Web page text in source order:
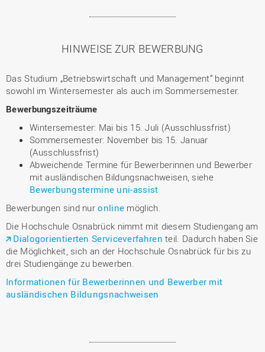
HINWEISE ZUR BEWERBUNG
Das Studium „Betriebswirtschaft und Management“ beginnt
sowohl im Wintersemester als auch im Sommersemester.
Bewerbungszeiträume
Wintersemester: Mai bis 15. Juli (Ausschlussfrist)
Sommersemester: November bis 15. Januar
(Ausschlussfrist)
Abweichende Termine für Bewerberinnen und Bewerber
mit ausländischen Bildungsnachweisen, siehe
Bewerbungstermine uni-assist
Bewerbungen sind nuronline möglich.
Die Hochschule Osnabrück nimmt mit diesem Studiengang am
Dialogorientierten Serviceverfahren teil. Dadurch haben Sie
die Möglichkeit, sich an der Hochschule Osnabrück für bis zu
drei Studiengänge zu bewerben.
Informationen für Bewerberinnen und Bewerber mit
ausländischen Bildungsnachweisen